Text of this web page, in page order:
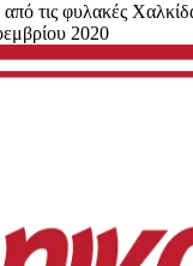
τις φυλακές
2020